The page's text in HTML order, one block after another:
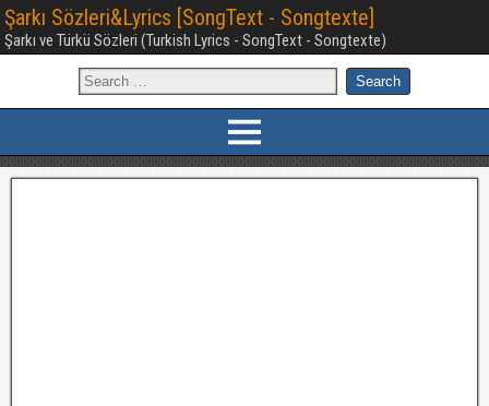
Şarkı Sözleri&Lyrics [SongText - Songtexte]
Şarkı ve Türkü Sözleri (Turkish Lyrics - SongText - Songtexte)